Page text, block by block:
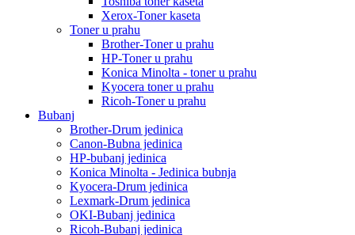
Xerox-Toner kaseta
Toner u prahu
Brother-Toner u prahu
HP-Toner u prahu
Konica Minolta - toner u prahu
Kyocera toner u prahu
Ricoh-Toner u prahu
Bubanj
Brother-Drum jedinica
Canon-Bubna jedinica
HP-bubanj jedinica
Konica Minolta - Jedinica bubnja
Kyocera-Drum jedinica
Lexmark-Drum jedinica
OKI-Bubanj jedinica
Ricoh-Bubanj jedinica